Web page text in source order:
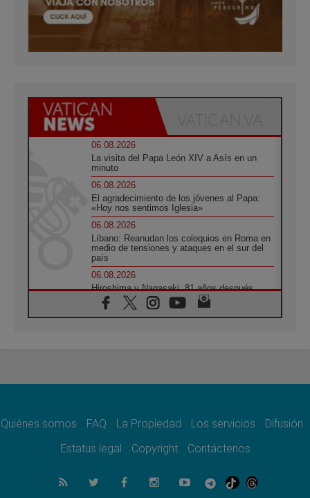
06.08.2026
La visita del Papa León XIV a Asís en un
minuto
06.08.2026
El agradecimiento de los jóvenes al Papa:
«Hoy nos sentimos Iglesia»
06.08.2026
Líbano: Reanudan los coloquios en Roma en
medio de tensiones y ataques en el sur del
país
06.08.2026
Hiroshima y Nagasaki, 81 años después.
Comienzan "Diez Días Oración por la Paz"
06.08.2026
derriba los muros que separan
La Iglesia en Ceuta: caridad y esperanza
06.08.2026
La visita del Papa a Perú será un tiempo de
Quiénes somos FAQ La Propiedad Los servicios
Difusión
Estatus legal
Copyright Contáctenos